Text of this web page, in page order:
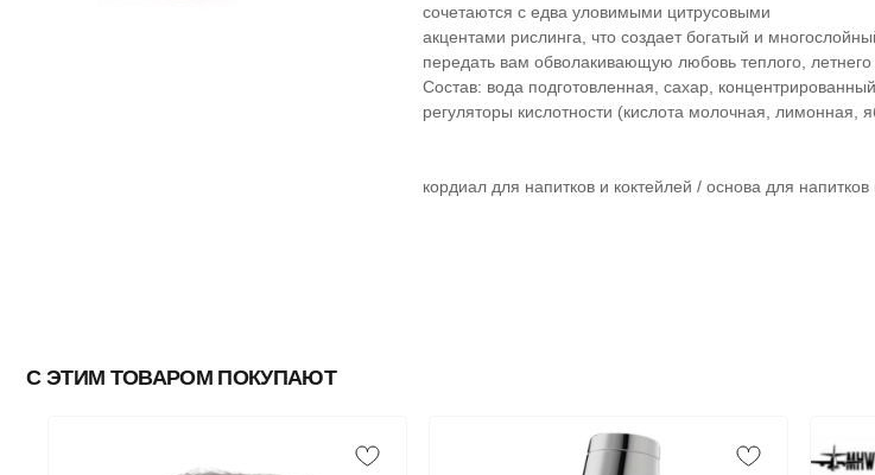
сочетаются с едва уловимыми цитрусовыми
акцентами рислинга, что создает богатый и
передать вам обволакивающую любовь теплого, летнего
Состав: вода подготовленная, сахар,
регуляторы кислотности (кислота молочная, лимонная,
кордиал для напитков и коктейлей / основа для напитков